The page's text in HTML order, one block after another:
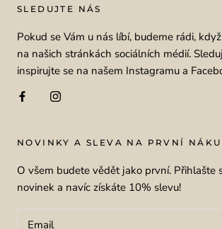
SLEDUJTE NÁS
Pokud se Vám u nás líbí, budeme rádi,
na našich stránkách sociálních médií.
inspirujte se na našem Instagramu a
NOVINKY A SLEVA NA PRVNÍ
O všem budete vědět jako první. Přihlašte
novinek a navíc získáte 10% slevu!